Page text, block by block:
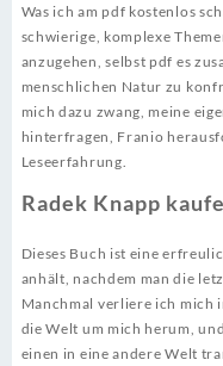
Was ich am pdf kostenlos
schwierige, komplexe
anzugehen, selbst pdf es
menschlichen Natur zu
mich dazu zwang, meine
hinterfragen, Franio
Leseerfahrung.
Radek Knapp
Dieses Buch ist eine
anhält, nachdem man die
Manchmal verliere ich mich
die Welt um mich herum,
einen in eine andere Welt